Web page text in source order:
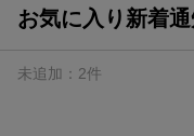
お気に入り新着
未追加： 2件